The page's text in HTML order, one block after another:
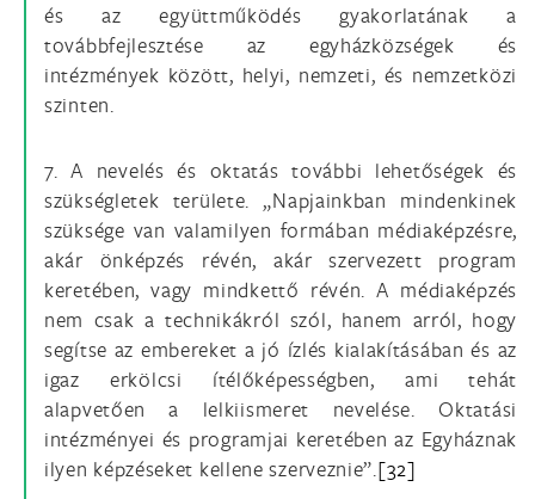
és az együttműködés gyakorlatának a
továbbfejlesztése az egyházközségek és
intézmények között, helyi, nemzeti, és nemzetközi
szinten.
7. A nevelés és oktatás további lehetőségek és
szükségletek területe. „Napjainkban mindenkinek
szüksége van valamilyen formában médiaképzésre,
akár önképzés révén, akár szervezett program
keretében, vagy mindkettő révén. A médiaképzés
nem csak a technikákról szól, hanem arról, hogy
segítse az embereket a jó ízlés kialakításában és az
igaz erkölcsi ítélőképességben, ami tehát
alapvetően a lelkiismeret nevelése. Oktatási
intézményei és programjai keretében az Egyháznak
ilyen képzéseket kellene szerveznie”.[32]